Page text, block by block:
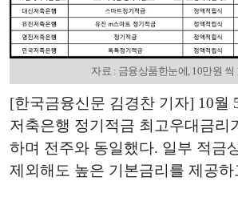
자료 : 금융상품한눈에, 10만원 씩
[한국금융신문 김경찬 기자] 10월
저축은행 정기적금 최고우대금리
하며 전주와 동일했다. 일부 적금
제외해도 높은 기본금리를 제공하